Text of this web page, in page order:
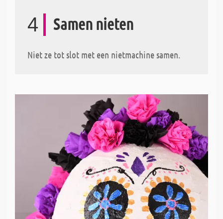
4 Samen nieten
Niet ze tot slot met een nietmachine samen.